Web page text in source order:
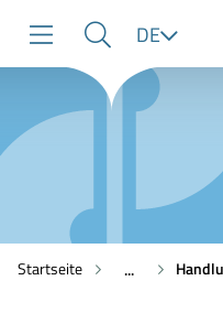
Navigation
Suche
Inhalt
DE
Startseite ...